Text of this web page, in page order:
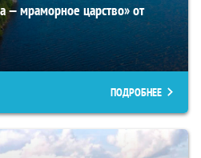
— мраморное царство» от
ПОДРОБНЕЕ